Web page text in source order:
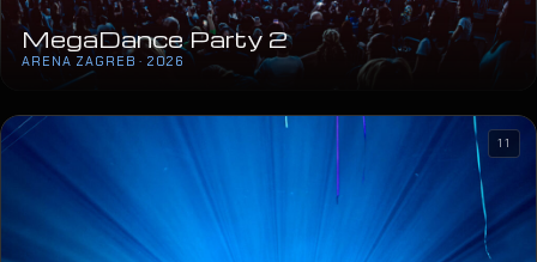
MegaDance Party 2
ARENA ZAGREB · 2026
11